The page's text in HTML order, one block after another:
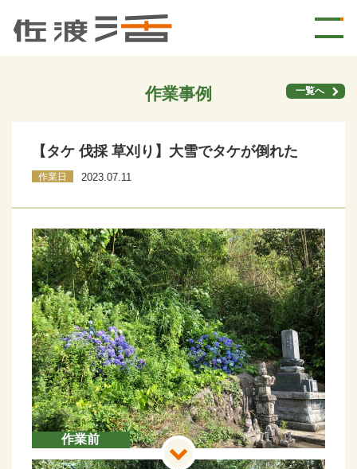
作業事例 一覧へ
【タケ 伐採 草刈り】大雪でタケが倒れた
作業日 2023.07.11
作業前